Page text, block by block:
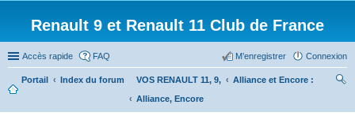
Renault 9 et Renault 11 Club de France
Accès rapide FAQ Connexion
M’enregistrer
Portail Index du forum
VOS RENAULT 11, 9,
Alliance, Encore
Alliance et Encore :